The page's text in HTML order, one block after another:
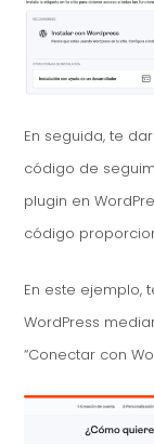
En seguida, te
código de
plugin en
código
En este ejemplo,
WordPress
“Conectar con